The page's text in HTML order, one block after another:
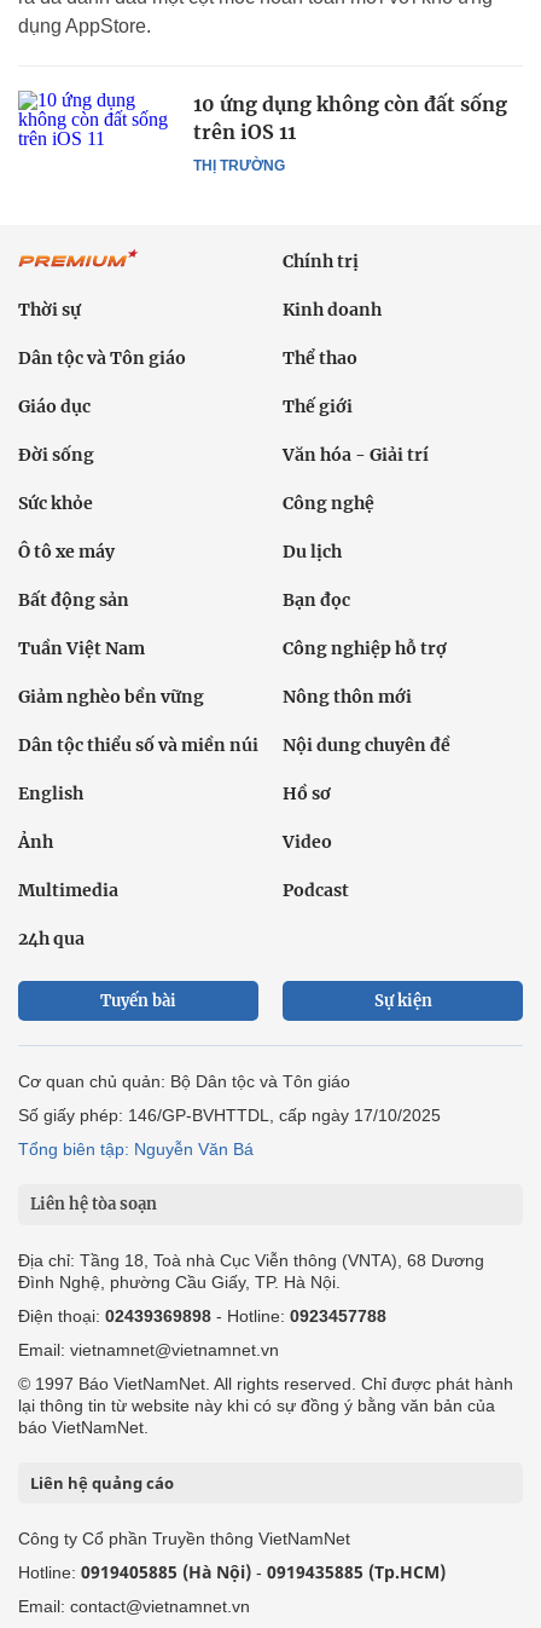
dụng AppStore.
THỊ TRƯỜNG
10 ứng dụng không còn đất sống
trên iOS 11
Chính trị
Thời sự Kinh doanh
Dân tộc và Tôn giáo Thể thao
Giáo dục Thế giới
Đời sống Văn hóa - Giải trí
Sức khỏe Công nghệ
Ô tô xe máy Du lịch
Bất động sản Bạn đọc
Tuần Việt Nam Công nghiệp hỗ trợ
Giảm nghèo bền vững Nông thôn mới
Dân tộc thiểu số và miền núi Nội dung chuyên đề
English Hồ sơ
Ảnh Video
Multimedia Podcast
24h qua
Tuyến bài Sự kiện
Cơ quan chủ quản: Bộ Dân tộc và Tôn giáo
Số giấy phép: 146/GP-BVHTTDL, cấp ngày 17/10/2025
Tổng biên tập: Nguyễn Văn Bá
Liên hệ tòa soạn
Địa chỉ: Tầng 18, Toà nhà Cục Viễn thông (VNTA), 68 Dương
Đình Nghệ, phường Cầu Giấy, TP. Hà Nội.
Điện thoại: 02439369898 - Hotline: 0923457788
Email: vietnamnet@vietnamnet.vn
© 1997 Báo VietNamNet. All rights reserved. Chỉ được phát hành
lại thông tin từ website này khi có sự đồng ý bằng văn bản của
báo VietNamNet.
Liên hệ quảng cáo
Công ty Cổ phần Truyền thông VietNamNet
Hotline: 0919405885 (Hà Nội) - 0919435885 (Tp.HCM)
Email: contact@vietnamnet.vn